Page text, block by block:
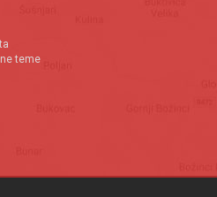
teme